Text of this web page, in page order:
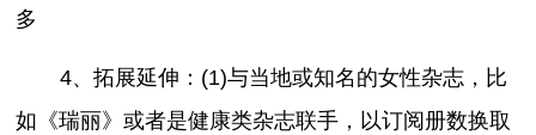
多
4、拓展延伸：(1)与当地或知名的女性杂志，比
如《瑞丽》或者是健康类杂志联手，以订阅册数换取